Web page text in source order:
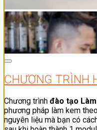
CHƯƠNG TRÌNH
Chương trình đào tạo
phương pháp làm kem
nguyên liệu mà bạn có